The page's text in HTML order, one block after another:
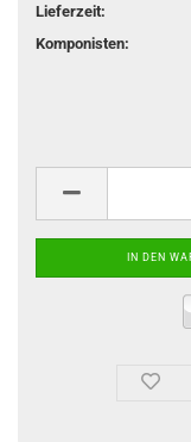
Lieferzeit:
Komponisten: